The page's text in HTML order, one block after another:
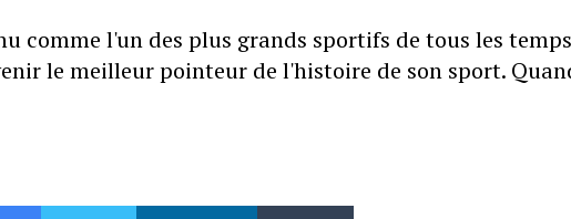
comme l'un des plus grands sportifs de tous les
le meilleur pointeur de l'histoire de son sport.